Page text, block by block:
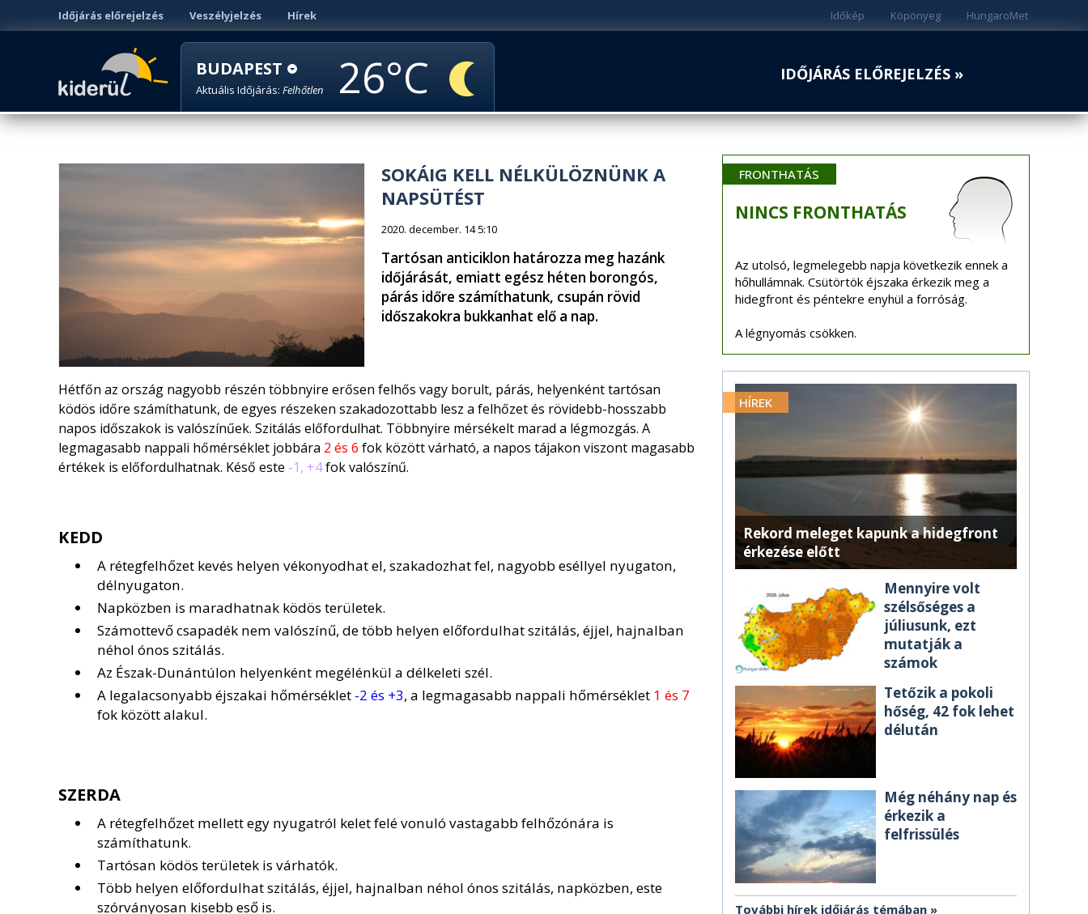
Időjárás előrejelzés Veszélyjelzés Hírek HungaroMet
Köpönyeg
Időkép
BUDAPEST
Aktuális Időjárás: Felhőtlen 26 IDŐJÁRÁS ELŐREJELZÉS »
SOKÁIG KELL NÉLKÜLÖZNÜNK A
NAPSÜTÉST
2020. december. 14 5:10
Tartósan anticiklon határozza meg hazánk
időjárását, emiatt egész héten borongós,
párás időre számíthatunk, csupán rövid
időszakokra bukkanhat elő a nap.
Hétfőn az ország nagyobb részén többnyire erősen felhős vagy borult, párás, helyenként tartósan
ködös időre számíthatunk, de egyes részeken szakadozottabb lesz a felhőzet és rövidebb-hosszabb
napos időszakok is valószínűek. Szitálás előfordulhat. Többnyire mérsékelt marad a légmozgás. A
legmagasabb nappali hőmérséklet jobbára 2 és 6 fok között várható, a napos tájakon viszont magasabb
értékek is előfordulhatnak. Késő este -1, +4fok valószínű.
KEDD
A rétegfelhőzet kevés helyen vékonyodhat el, szakadozhat fel, nagyobb eséllyel nyugaton,
délnyugaton.
Napközben is maradhatnak ködös területek.
Számottevő csapadék nem valószínű, de több helyen előfordulhat szitálás, éjjel, hajnalban
néhol ónos szitálás.
Az Észak-Dunántúlon helyenként megélénkül a délkeleti szél.
A legalacsonyabb éjszakai hőmérséklet -2 és +3, a legmagasabb nappali hőmérséklet 1 és 7
fok között alakul.
SZERDA
A rétegfelhőzet mellett egy nyugatról kelet felé vonuló vastagabb felhőzónára is
számíthatunk.
Tartósan ködös területek is várhatók.
Több helyen előfordulhat szitálás, éjjel, hajnalban néhol ónos szitálás, napközben, este
szórványosan kisebb eső is.
FRONTHATÁS
NINCS FRONTHATÁS
Az utolsó, legmelegebb napja következik ennek a
hőhullámnak. Csütörtök éjszaka érkezik meg a
hidegfront és péntekre enyhül a forróság.
A légnyomás csökken.
HÍREK
Rekord meleget kapunk a hidegfront
érkezése előtt
Mennyire volt
szélsőséges a
júliusunk, ezt
mutatják a
számok
Tetőzik a pokoli
hőség, 42 fok lehet
délután
Még néhány nap és
érkezik a
felfrissülés
További hírek időjárás témában